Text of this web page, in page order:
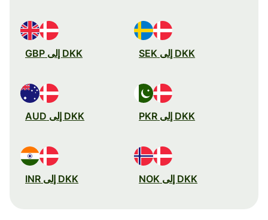
DKK إلى SEK DKK إلى GBP
DKK إلى PKR DKK إلى AUD
DKK إلى NOK DKK إلى INR